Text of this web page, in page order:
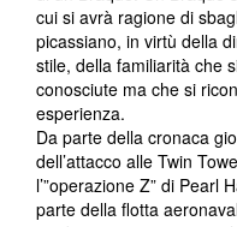
cui si avrà ragione di
picassiano, in virtù della
stile, della familiarità che
conosciute ma che si
esperienza.
Da parte della cronaca
dell’attacco alle Twin
l’”operazione Z” di Pearl
parte della flotta